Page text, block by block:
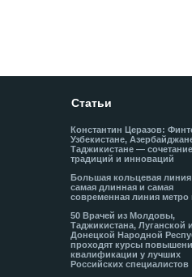
Статьи
Константин Церазов:
Узбекистане,
Таджикистане —
традиций и инноваций
Большая кольцевая
самая длинная и самая
современная линия метро
50 Врачей из Молдовы,
Таджикистана, Луганской
Донецкой Народной
проходят курсы
квалификации у лучших
Российских специалистов